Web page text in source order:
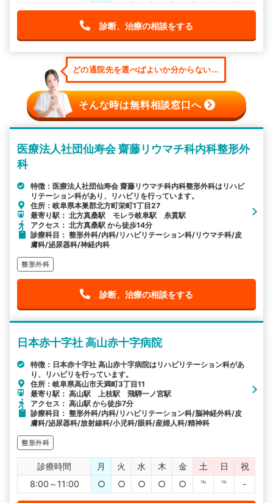
診断、治療の相談をする
どの通院先を選べばよいか分からない...
そんな時は無料相談窓口へ
医療法人社団仙寿会 齋藤リウマチ科内科整形外
科
特徴：医療法人社団仙寿会 齋藤リウマチ科内科整形外科はリハビ
リテーション科があり、リハビリを行っています。
住所：岐阜県本巣郡北方町栄町1丁目27
最寄り駅： 北方真桑駅 モレラ岐阜駅 糸貫駅
アクセス： 北方真桑駅 から徒歩14分
診療科目： 整形外科/内科/リハビリテーション科/リウマチ科/皮
膚科/泌尿器科/神経内科
整形外科
診断、治療の相談をする
日本赤十字社 高山赤十字病院
特徴：日本赤十字社 高山赤十字病院はリハビリテーション科があ
り、リハビリを行っています。
住所：岐阜県高山市天満町3丁目11
最寄り駅： 高山駅 上枝駅 飛騨一ノ宮駅
アクセス： 高山駅 から徒歩7分
診療科目： 整形外科/内科/リハビリテーション科/脳神経外科/皮
膚科/泌尿器科/放射線科/小児科/眼科/産婦人科/精神科
整形外科
診療時間 月 火 水 木 金 土 日
祝
8:00～11:00
○ ○ ○ ○ ○ ℡ ℡ -